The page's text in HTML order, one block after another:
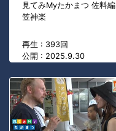
見てみMyたかまつ 佐料編
笠神楽
再生 : 393回
公開 : 2025.9.30